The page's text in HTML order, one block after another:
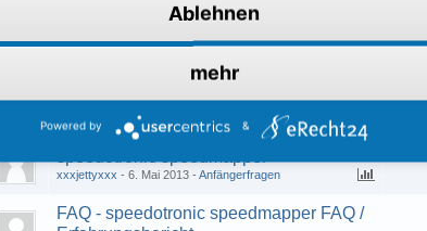
DZB einbauen in JetForce C-Tech muss
man dann die 25 Drossel raus machen ?
Anfängerfragen
Drehzahlbegrenzer drosselt nicht
keulegeorg 22. Juni 2013 Anfängerfragen
xxxjettyxxx 6. Mai 2013 Anfängerfragen
FAQ - speedotronic speedmapper FAQ /
Ablehnen
mehr
Powered by &